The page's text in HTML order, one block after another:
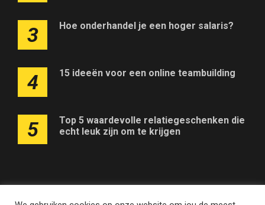
3 Hoe onderhandel je een hoger salaris?
4 15 ideeën voor een online teambuilding
5
Top 5 waardevolle relatiegeschenken die
echt leuk zijn om te krijgen